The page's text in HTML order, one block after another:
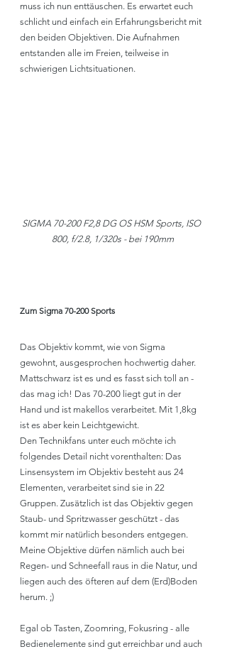
muss ich nun enttäuschen. Es erwartet euch
schlicht und einfach ein Erfahrungsbericht mit
den beiden Objektiven. Die Aufnahmen
entstanden alle im Freien, teilweise in
schwierigen Lichtsituationen.
SIGMA 70-200 F2,8 DG OS HSM Sports, ISO
800, f/2.8, 1/320s - bei 190mm
Zum Sigma 70-200 Sports
Das Objektiv kommt, wie von Sigma
gewohnt, ausgesprochen hochwertig daher.
Mattschwarz ist es und es fasst sich toll an -
das mag ich! Das 70-200 liegt gut in der
Hand und ist makellos verarbeitet. Mit 1,8kg
ist es aber kein Leichtgewicht.
Den Technikfans unter euch möchte ich
folgendes Detail nicht vorenthalten: Das
Linsensystem im Objektiv besteht aus 24
Elementen, verarbeitet sind sie in 22
Gruppen. Zusätzlich ist das Objektiv gegen
Staub- und Spritzwasser geschützt - das
kommt mir natürlich besonders entgegen.
Meine Objektive dürfen nämlich auch bei
Regen- und Schneefall raus in die Natur, und
liegen auch des öfteren auf dem (Erd)Boden
herum. ;)
Egal ob Tasten, Zoomring, Fokusring - alle
Bedienelemente sind gut erreichbar und auch